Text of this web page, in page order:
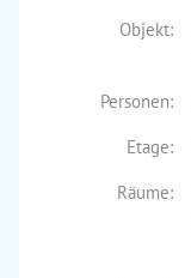
Objekt:
Personen:
Etage:
Räume: